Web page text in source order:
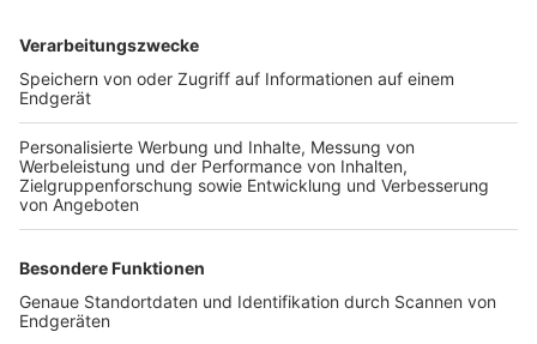
TOP-VEREINE
TOP-PARTNER